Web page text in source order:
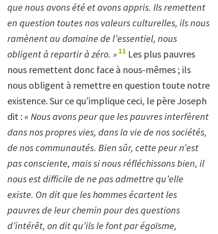
que nous avons été et avons appris. Ils remettent
en question toutes nos valeurs culturelles, ils nous
ramènent au domaine de l’essentiel, nous
obligent à repartir à zéro. » 11 Les plus pauvres
nous remettent donc face à nous-mêmes ; ils
nous obligent à remettre en question toute notre
existence. Sur ce qu’implique ceci, le père Joseph
dit : « Nous avons peur que les pauvres interfèrent
dans nos propres vies, dans la vie de nos sociétés,
de nos communautés. Bien sûr, cette peur n’est
pas consciente, mais si nous réfléchissons bien, il
nous est difficile de ne pas admettre qu’elle
existe. On dit que les hommes écartent les
pauvres de leur chemin pour des questions
d’intérêt, on dit qu’ils le font par égoïsme,